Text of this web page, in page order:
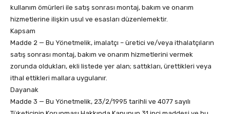
kullanım ömürleri ile satış sonrası montaj, bakım ve onarım
hizmetlerine ilişkin usul ve esasları düzenlemektir.
Kapsam
Madde 2 — Bu Yönetmelik, imalatçı – üretici ve/veya ithalatçıların
satış sonrası montaj, bakım ve onarım hizmetlerini vermek
zorunda oldukları, ekli listede yer alan; sattıkları, ürettikleri veya
ithal ettikleri mallara uygulanır.
Dayanak
Madde 3 — Bu Yönetmelik, 23/2/1995 tarihli ve 4077 sayılı